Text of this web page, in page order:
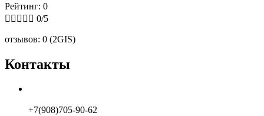
Рейтинг: 0
     0/5
отзывов: 0 (2GIS)
Контакты
+7(908)705-90-62